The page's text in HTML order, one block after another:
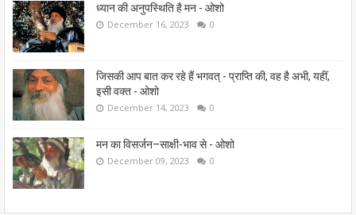
ध्यान की अनुपस्थिति है मन - ओशो
December 16, 2023 0
जिसकी आप बात कर रहे हैं भगवत् - प्राप्ति की, वह है अभी, यहीं,
इसी वक्त - ओशो
December 14, 2023 0
मन का विसर्जन–साक्षी-भाव से - ओशो
December 09, 2023 0